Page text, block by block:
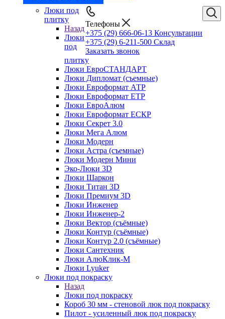
Телефоны
+375 (29) 666-06-13 Консультации
+375 (29) 6-211-500 Склад
Заказать звонок
Люки под
плитку
Назад
Люки
под
плитку
Люки ЕвроСТАНДАРТ
Люки Дипломат (съемные)
Люки Евроформат АТР
Люки Евроформат ЕТР
Люки ЕвроАлюм
Люки Евроформат ЕСКР
Люки Секрет 3.0
Люки Мега Алюм
Люки Модерн
Люки Астра (съемные)
Люки Модерн Мини
Эко-Люки 3D
Люки Шаркон
Люки Титан 3D
Люки Премиум 3D
Люки Инженер
Люки Инженер-2
Люки Вектор (съёмные)
Люки Контур (съёмные)
Люки Контур 2.0 (съёмные)
Люки Сантехник
Люки АлюКлик-М
Люки Lyuker
Люки под покраску
Назад
Люки под покраску
Короб 30 мм - стеновой люк под покраску
Пилот - усиленный люк под покраску